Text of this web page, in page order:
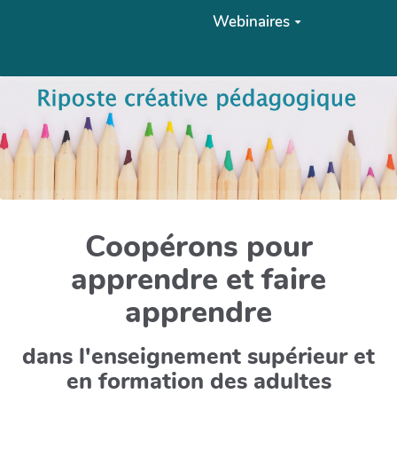
Webinaires
Coopérons pour
apprendre et faire
apprendre
dans l'enseignement supérieur et
en formation des adultes